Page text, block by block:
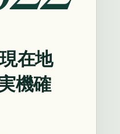
在地
機確